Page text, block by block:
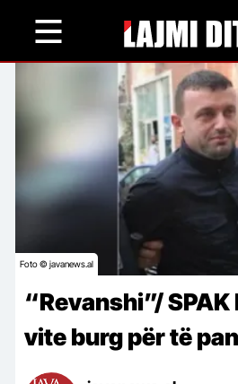
content
Foto © javanews.al
“Revanshi”/
vite burg për të